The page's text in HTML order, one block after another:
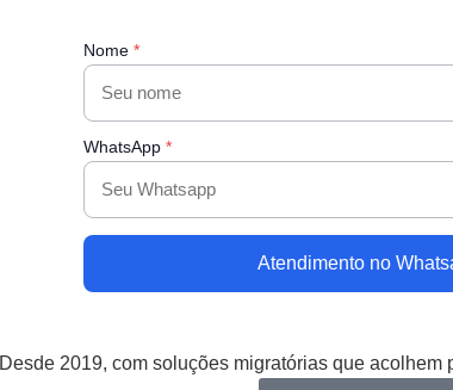
Nome *
WhatsApp *
Atendimento no
Desde 2019, com soluções migratórias que acolhem